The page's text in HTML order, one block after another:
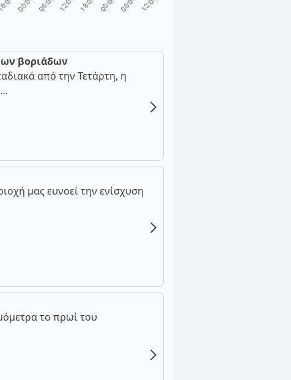
βοριάδων
από την Τετάρτη, η
μας ευνοεί την ενίσχυση
το πρωί του